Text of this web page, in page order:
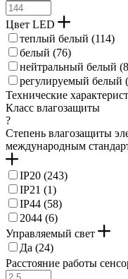
Цвет LED
теплый белый (114)
белый (76)
нейтральный белый (8
регулируемый белый (
Технические
Класс влагозащиты
?
Степень влагозащиты
международным
IP20 (243)
IP21 (1)
IP44 (58)
2044 (6)
Управляемый свет
Да (24)
Расстояние работы